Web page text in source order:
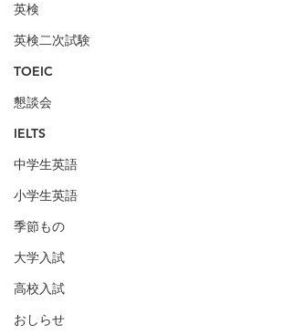
英検
英検二次試験
TOEIC
懇談会
IELTS
中学生英語
小学生英語
季節もの
大学入試
高校入試
おしらせ